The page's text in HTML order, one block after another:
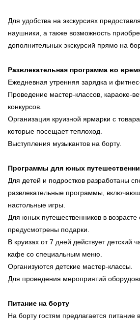
Для удобства на экскурсиях
наушники, а также возможность
дополнительных экскурсий прямо на
Развлекательная программа во
Ежедневная утренняя зарядка и
Проведение мастер-классов, караоке-
конкурсов.
Организация круизной ярмарки с
которые посещает теплоход.
Выступления музыкантов на борту.
Программы для юных
Для детей и подростков разработаны
развлекательные программы,
настольные игры.
Для юных путешественников в возрасте
предусмотрены подарки.
В круизах от 7 дней действует детский
кафе со специальным меню.
Организуются детские мастер-классы.
Для проведения мероприятий
Питание на борту
На борту гостям предлагается питание